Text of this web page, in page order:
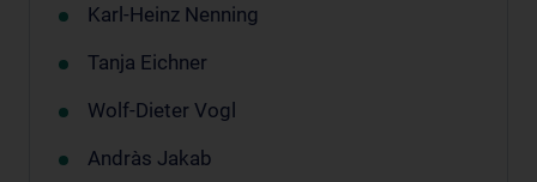
Karl-Heinz Nenning
Tanja Eichner
Wolf-Dieter Vogl
Andràs Jakab